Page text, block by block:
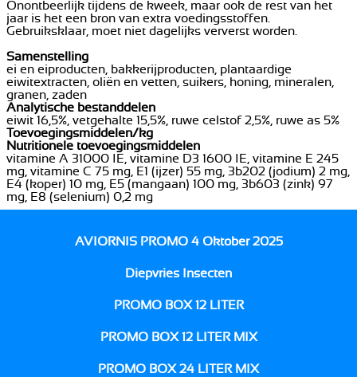
AVIORNIS PROMO 4 Oktober 2025
Diepvries Insecten
PROMO BOX 12 LITER
PROMO BOX 12 LITER MIX
PROMO BOX 24 LITER MIX
Onontbeerlijk tijdens de kweek, maar ook de rest van het
jaar is het een bron van extra voedingsstoffen.
Gebruiksklaar, moet niet dagelijks ververst worden.
Samenstelling
ei en eiproducten, bakkerijproducten, plantaardige
eiwitextracten, oliën en vetten, suikers, honing, mineralen,
granen, zaden
Analytische bestanddelen
eiwit 16,5%, vetgehalte 15,5%, ruwe celstof 2,5%, ruwe as 5%
Toevoegingsmiddelen/kg
Nutritionele toevoegingsmiddelen
vitamine A 31000 IE, vitamine D3 1600 IE, vitamine E 245
mg, vitamine C 75 mg, E1 (ijzer) 55 mg, 3b202 (jodium) 2 mg,
E4 (koper) 10 mg, E5 (mangaan) 100 mg, 3b603 (zink) 97
mg, E8 (selenium) 0,2 mg